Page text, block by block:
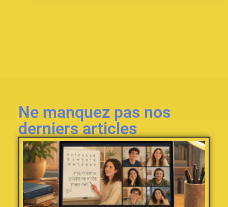
Ne manquez pas nos
derniers articles